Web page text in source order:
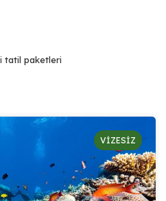
tatil paketleri
VİZESİZ